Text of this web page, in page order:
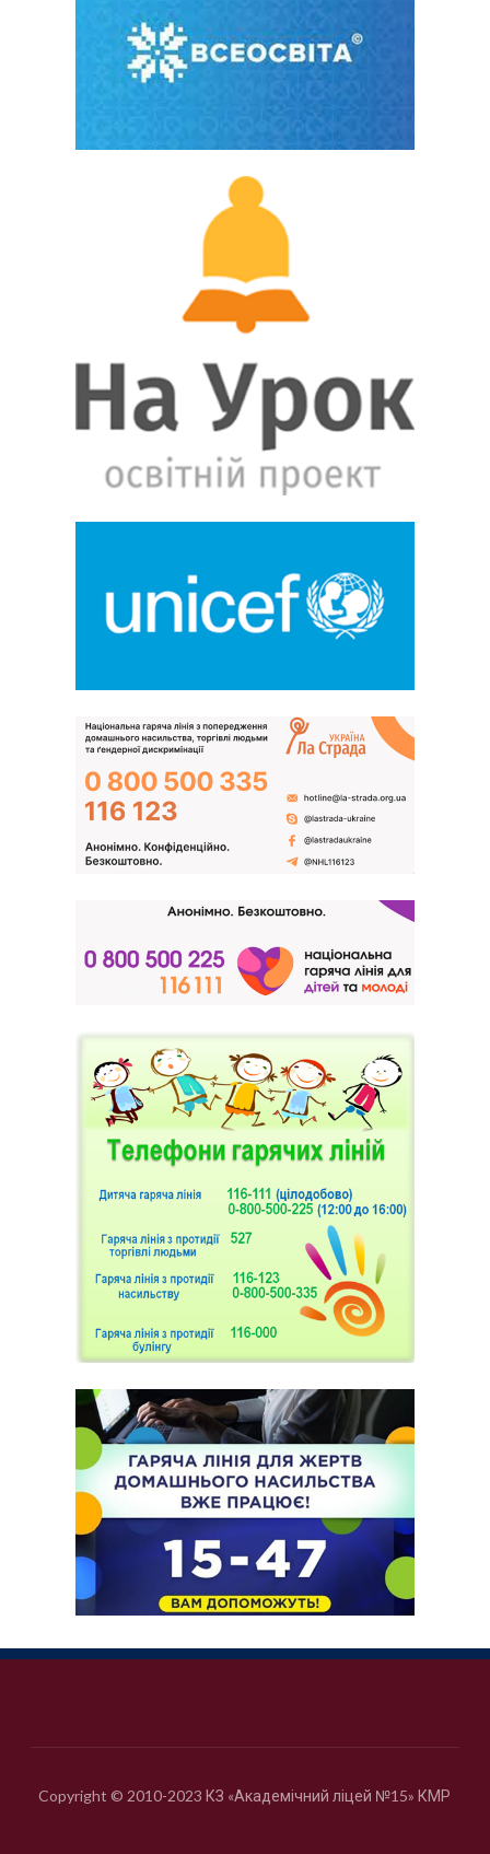
Copyright © 2010-2023 КЗ «Академічний ліцей №15» КМР